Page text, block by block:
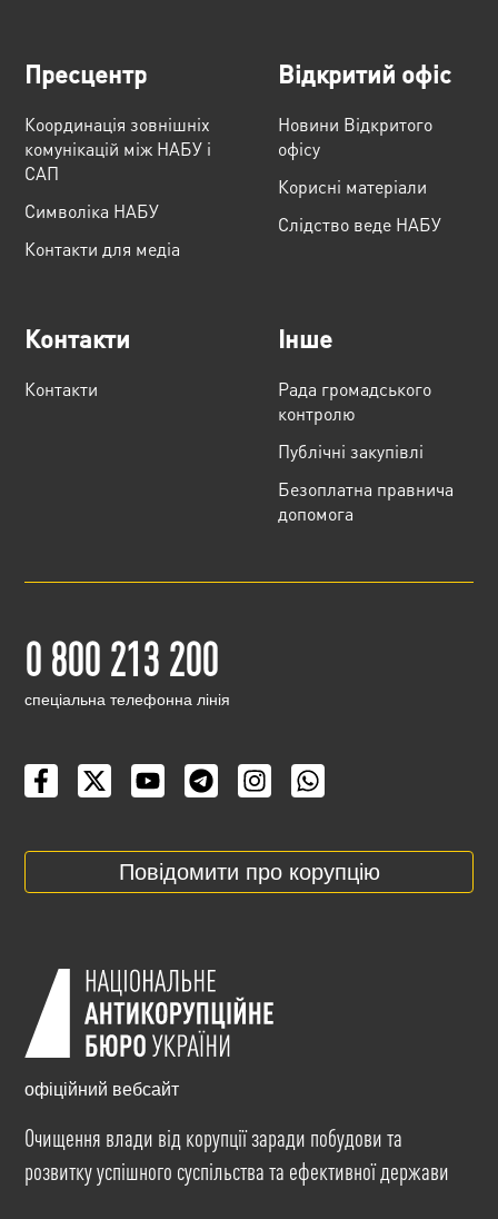
Пресцентр
Координація зовнішніх
комунікацій між НАБУ і
САП
Cимволіка НАБУ
Контакти для медіа
Відкритий офіс
Новини Відкритого
офісу
Корисні матеріали
Слідство веде НАБУ
Контакти
Контакти
Інше
Рада громадського
контролю
Публічні закупівлі
Безоплатна правнича
допомога
0 800 213 200
cпеціальна телефонна лінія
Повідомити про корупцію
офіційний вебсайт
Очищення влади від корупції заради побудови та
розвитку успішного суспільства та ефективної держави